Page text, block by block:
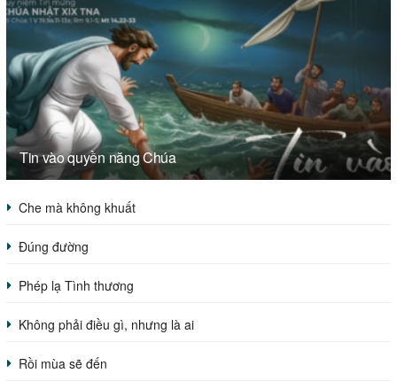
Tin vào quyền năng Chúa
Che mà không khuất
Đúng đường
Phép lạ Tình thương
Không phải điều gì, nhưng là ai
Rồi mùa sẽ đến